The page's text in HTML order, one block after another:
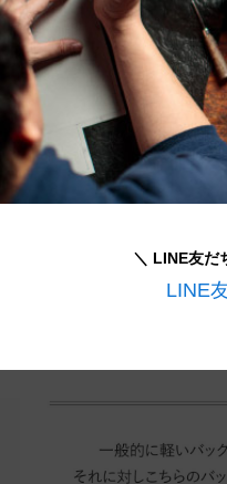
＼ LINE友だ
LINE